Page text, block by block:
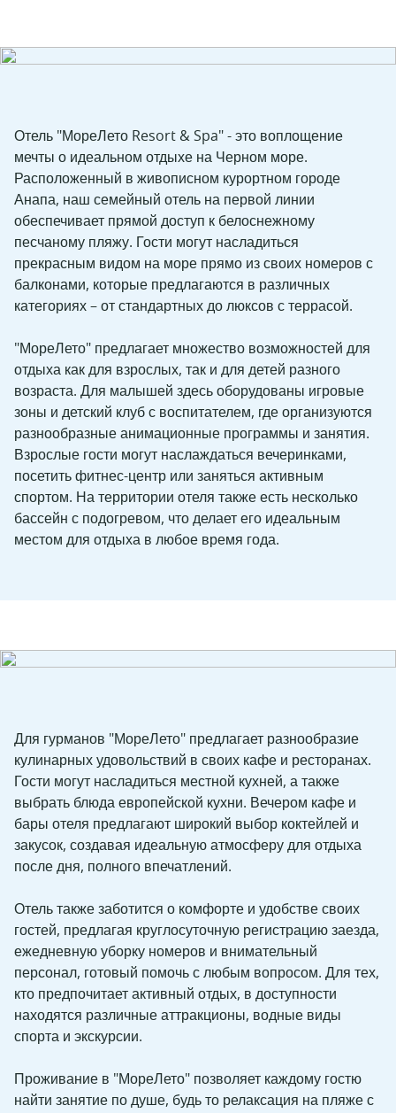
Отель "МореЛето Resort & Spa" - это воплощение
мечты о идеальном отдыхе на Черном море.
Расположенный в живописном курортном городе
Анапа, наш семейный отель на первой линии
обеспечивает прямой доступ к белоснежному
песчаному пляжу. Гости могут насладиться
прекрасным видом на море прямо из своих номеров с
балконами, которые предлагаются в различных
категориях – от стандартных до люксов с террасой.
"МореЛето" предлагает множество возможностей для
отдыха как для взрослых, так и для детей разного
возраста. Для малышей здесь оборудованы игровые
зоны и детский клуб с воспитателем, где организуются
разнообразные анимационные программы и занятия.
Взрослые гости могут наслаждаться вечеринками,
посетить фитнес-центр или заняться активным
спортом. На территории отеля также есть несколько
бассейн с подогревом, что делает его идеальным
местом для отдыха в любое время года.
Для гурманов "МореЛето" предлагает разнообразие
кулинарных удовольствий в своих кафе и ресторанах.
Гости могут насладиться местной кухней, а также
выбрать блюда европейской кухни. Вечером кафе и
бары отеля предлагают широкий выбор коктейлей и
закусок, создавая идеальную атмосферу для отдыха
после дня, полного впечатлений.
Отель также заботится о комфорте и удобстве своих
гостей, предлагая круглосуточную регистрацию заезда,
ежедневную уборку номеров и внимательный
персонал, готовый помочь с любым вопросом. Для тех,
кто предпочитает активный отдых, в доступности
находятся различные аттракционы, водные виды
спорта и экскурсии.
Проживание в "МореЛето" позволяет каждому гостю
найти занятие по душе, будь то релаксация на пляже с